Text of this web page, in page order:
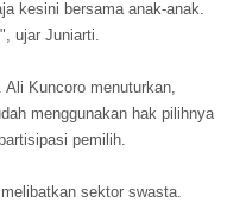
kesini bersama anak-anak.
ujar Juniarti.
Kuncoro menuturkan,
menggunakan hak pilihnya
pemilih.
sektor swasta.